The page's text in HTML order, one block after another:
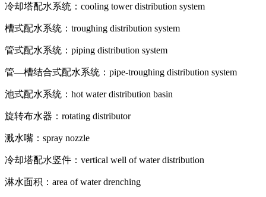
冷却塔配水系统：cooling tower distribution system
槽式配水系统：troughing distribution system
管式配水系统：piping distribution system
管—槽结合式配水系统：pipe-troughing distribution system
池式配水系统：hot water distribution basin
旋转布水器：rotating distributor
溅水嘴：spray nozzle
冷却塔配水竖件：vertical well of water distribution
淋水面积：area of water drenching